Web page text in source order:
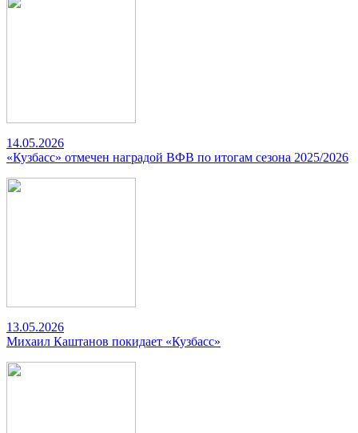
14.05.2026
«Кузбасс» отмечен наградой ВФВ по итогам сезона 2025/2026
13.05.2026
Михаил Каштанов покидает «Кузбасс»